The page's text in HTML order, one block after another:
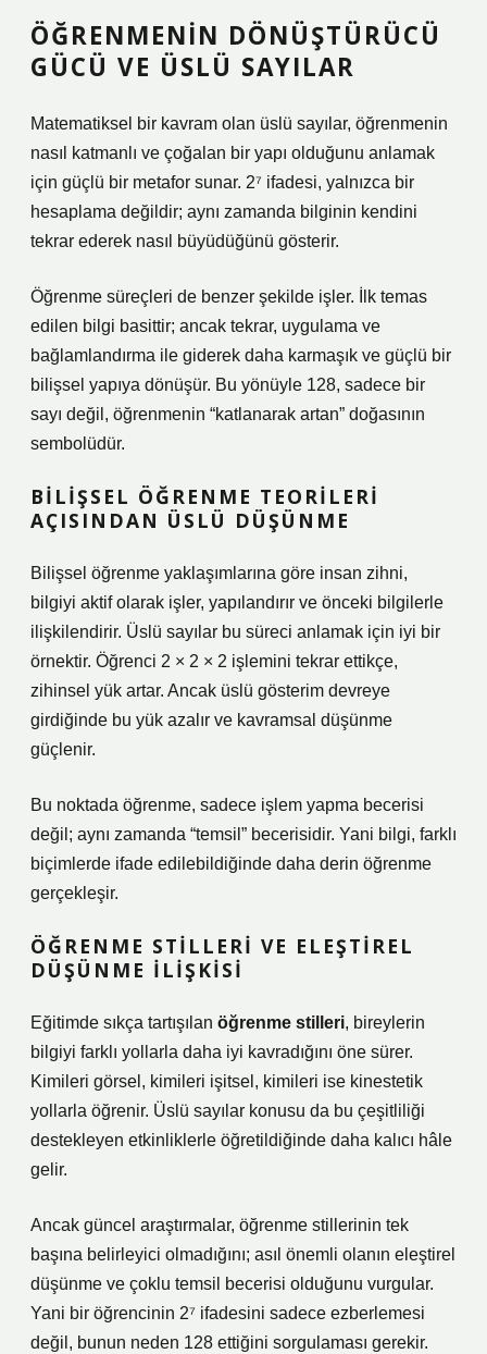
ÖĞRENMENIN DÖNÜŞTÜRÜCÜ
GÜCÜ VE ÜSLÜ SAYILAR
Matematiksel bir kavram olan üslü sayılar, öğrenmenin
nasıl katmanlı ve çoğalan bir yapı olduğunu anlamak
için güçlü bir metafor sunar. 2⁷ ifadesi, yalnızca bir
hesaplama değildir; aynı zamanda bilginin kendini
tekrar ederek nasıl büyüdüğünü gösterir.
Öğrenme süreçleri de benzer şekilde işler. İlk temas
edilen bilgi basittir; ancak tekrar, uygulama ve
bağlamlandırma ile giderek daha karmaşık ve güçlü bir
bilişsel yapıya dönüşür. Bu yönüyle 128, sadece bir
sayı değil, öğrenmenin “katlanarak artan” doğasının
sembolüdür.
BILIŞSEL ÖĞRENME TEORILERI
AÇISINDAN ÜSLÜ DÜŞÜNME
Bilişsel öğrenme yaklaşımlarına göre insan zihni,
bilgiyi aktif olarak işler, yapılandırır ve önceki bilgilerle
ilişkilendirir. Üslü sayılar bu süreci anlamak için iyi bir
örnektir. Öğrenci 2 × 2 × 2 işlemini tekrar ettikçe,
zihinsel yük artar. Ancak üslü gösterim devreye
girdiğinde bu yük azalır ve kavramsal düşünme
güçlenir.
Bu noktada öğrenme, sadece işlem yapma becerisi
değil; aynı zamanda “temsil” becerisidir. Yani bilgi, farklı
biçimlerde ifade edilebildiğinde daha derin öğrenme
gerçekleşir.
ÖĞRENME STILLERI VE ELEŞTIREL
DÜŞÜNME ILIŞKISI
Eğitimde sıkça tartışılan öğrenme stilleri, bireylerin
bilgiyi farklı yollarla daha iyi kavradığını öne sürer.
Kimileri görsel, kimileri işitsel, kimileri ise kinestetik
yollarla öğrenir. Üslü sayılar konusu da bu çeşitliliği
destekleyen etkinliklerle öğretildiğinde daha kalıcı hâle
gelir.
Ancak güncel araştırmalar, öğrenme stillerinin tek
başına belirleyici olmadığını; asıl önemli olanın eleştirel
düşünme ve çoklu temsil becerisi olduğunu vurgular.
Yani bir öğrencinin 2⁷ ifadesini sadece ezberlemesi
değil, bunun neden 128 ettiğini sorgulaması gerekir.